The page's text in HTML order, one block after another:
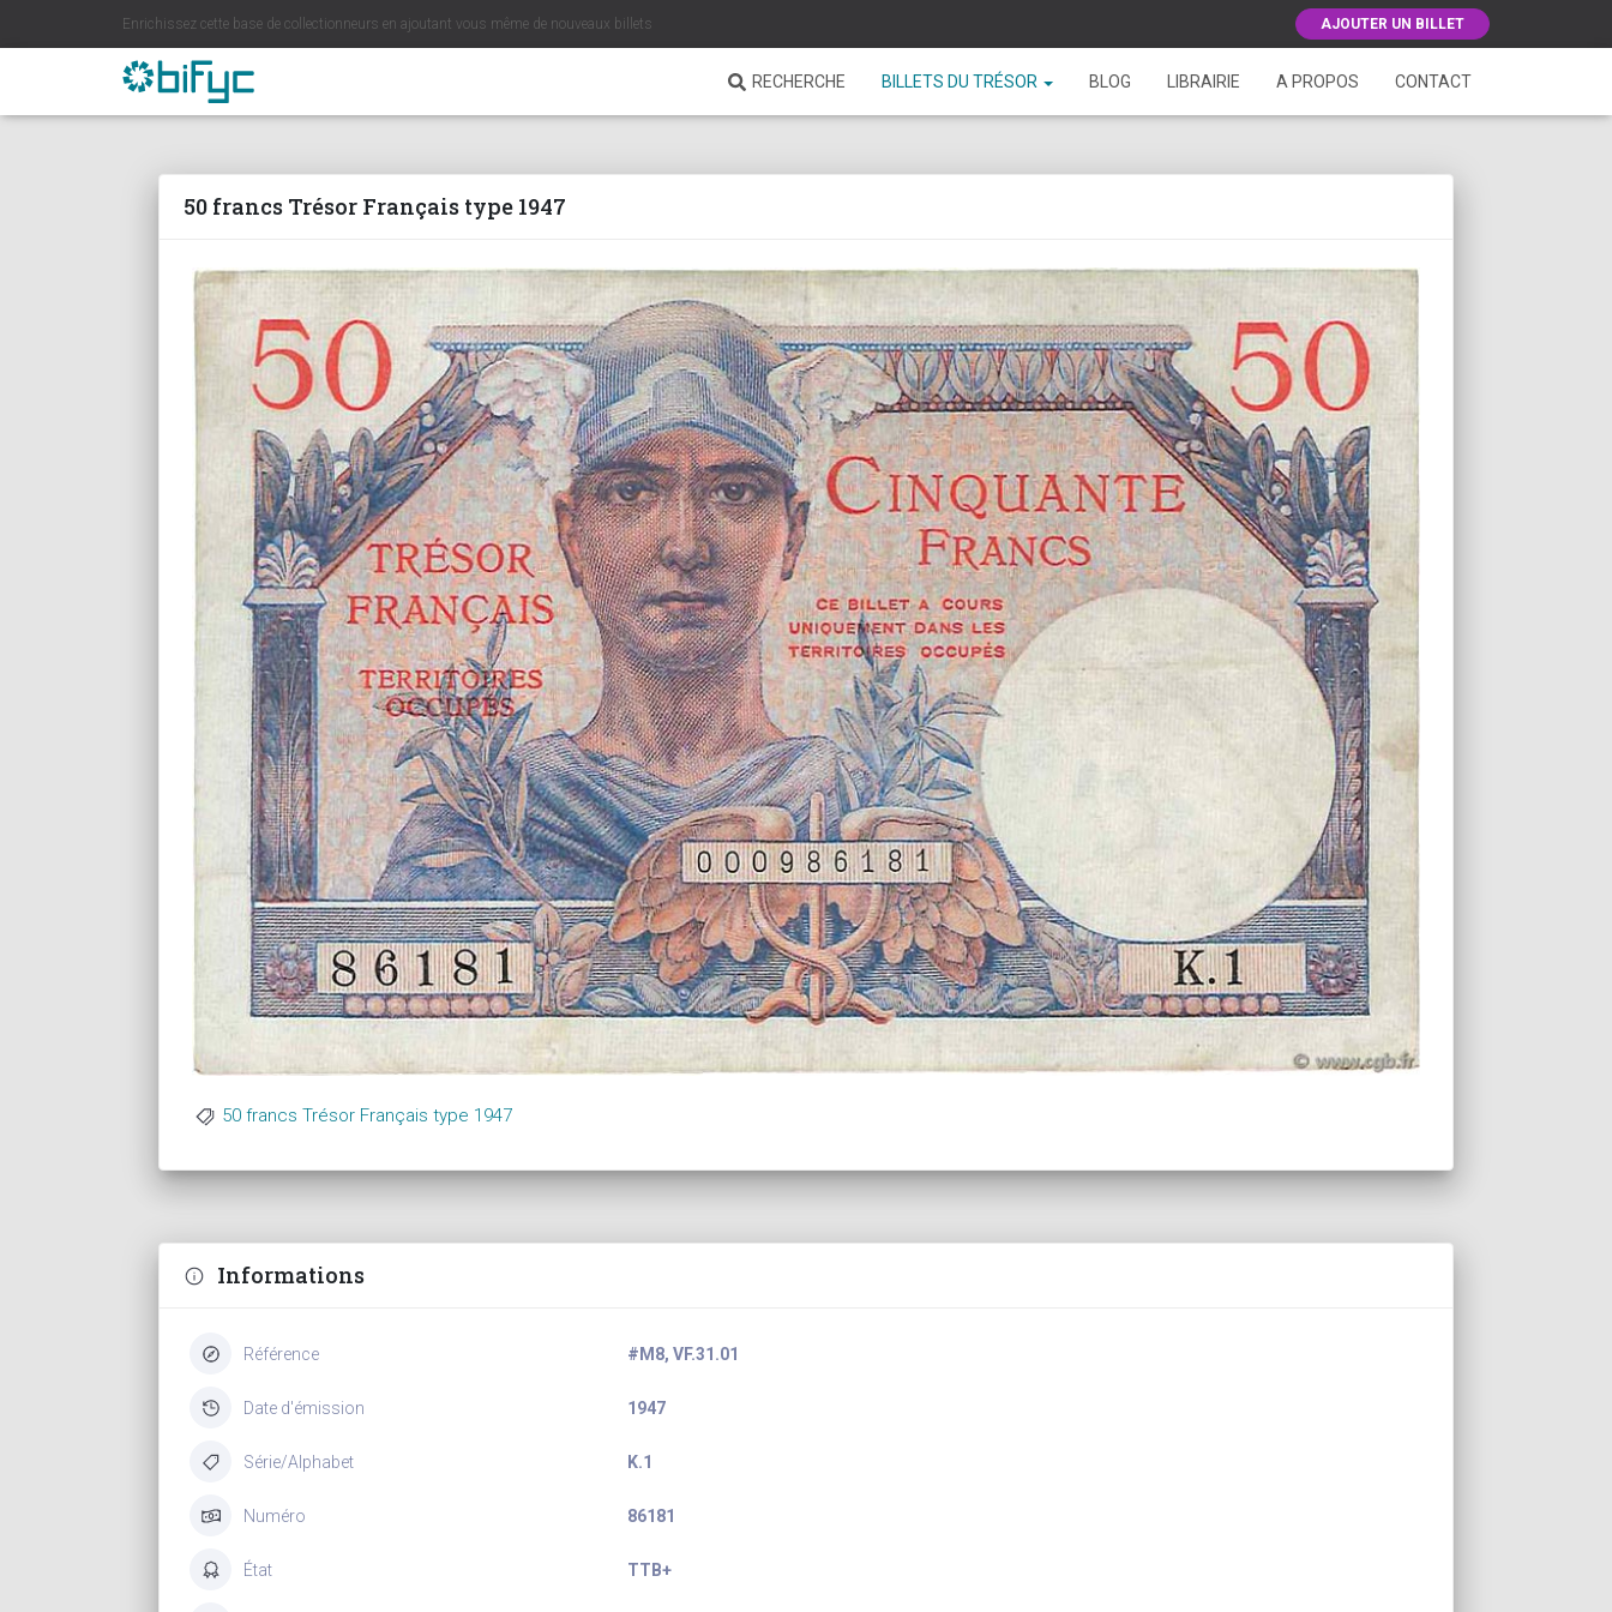
Enrichissez cette base de collectionneurs en ajoutant vous même de nouveaux billets AJOUTER UN BILLET
RECHERCHE BILLETS DU TRÉSOR BLOG LIBRAIRIE A PROPOS CONTACT
50 francs Trésor Français type 1947
50 francs Trésor Français type 1947
Informations
Référence #M8, VF.31.01
Date d'émission 1947
Série/Alphabet K.1
Numéro 86181
État TTB+